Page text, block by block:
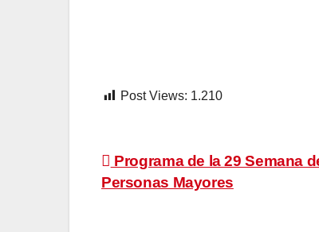
Post Views: 1.210
Navegación
de
Programa de la 29 Semana
Personas Mayores